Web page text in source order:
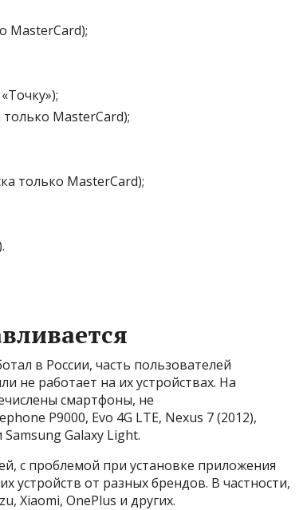
MasterCard);
MasterCard);
только MasterCard);
в России, часть пользователей
не работает на их устройствах. На
смартфоны, не
P9000, Evo 4G LTE, Nexus 7 (2012),
Galaxy Light.
с проблемой при установке приложения
устройств от разных брендов. В частности,
Xiaomi, OnePlus и других.